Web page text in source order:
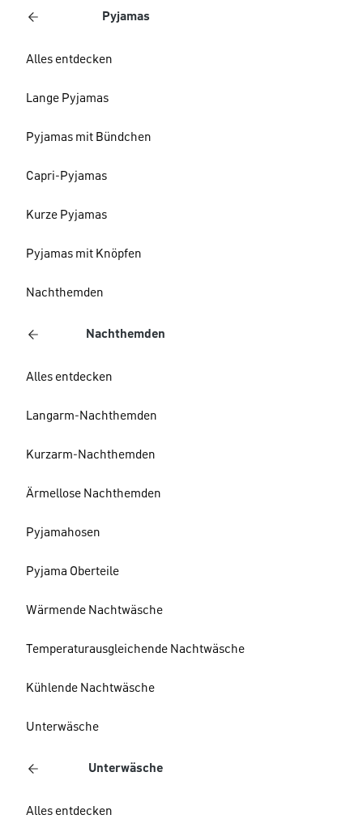
Pyjamas
Alles entdecken
Lange Pyjamas
Pyjamas mit Bündchen
Capri-Pyjamas
Kurze Pyjamas
Pyjamas mit Knöpfen
Nachthemden
Nachthemden
Alles entdecken
Langarm-Nachthemden
Kurzarm-Nachthemden
Ärmellose Nachthemden
Pyjamahosen
Pyjama Oberteile
Wärmende Nachtwäsche
Temperaturausgleichende Nachtwäsche
Kühlende Nachtwäsche
Unterwäsche
Unterwäsche
Alles entdecken